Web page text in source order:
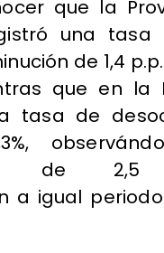
que la
una tasa
de 1,4
que en la
tasa de
de 2,5
a igual